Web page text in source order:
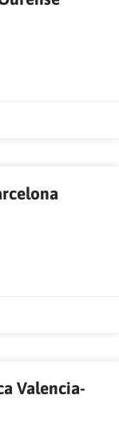
Valencia-